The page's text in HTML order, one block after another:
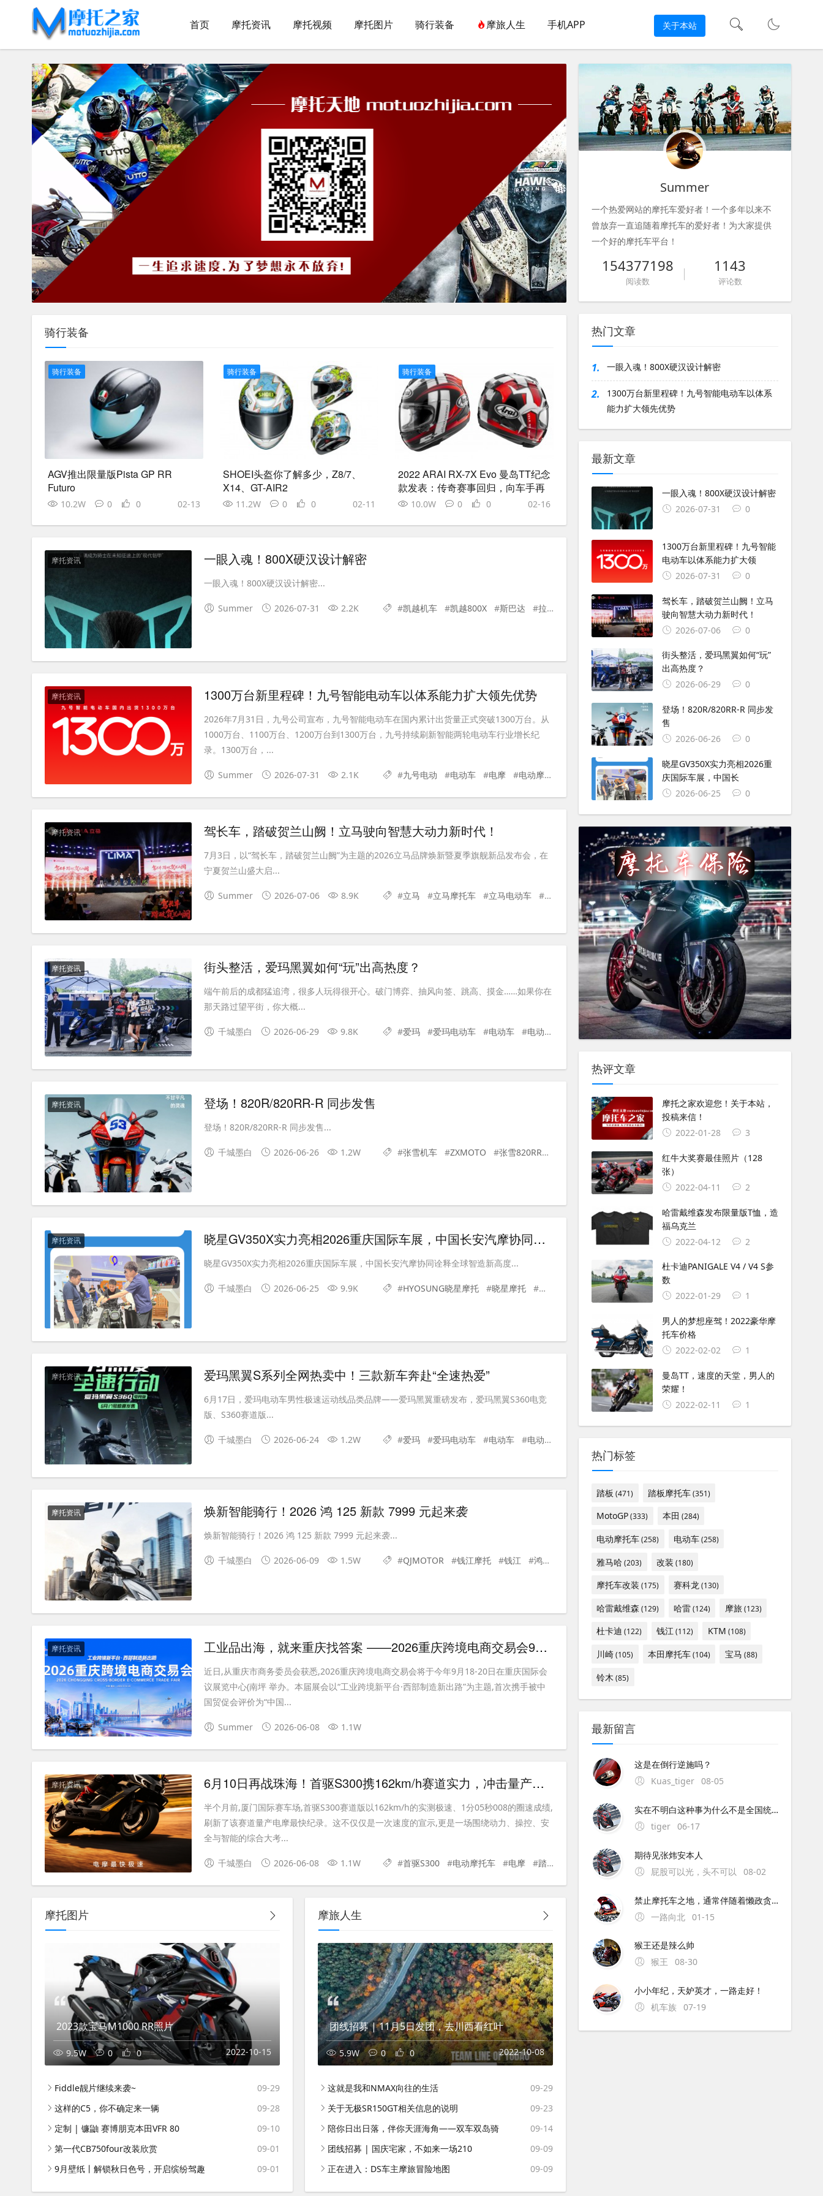
首页 摩托资讯 摩托视频 摩托图片 骑行装备 摩旅人生 手机APP 关于本站
骑行装备
骑行装备
AGV推出限量版Pista GP RR
Futuro
10.2W 0 0 02-13
骑行装备
SHOEI头盔你了解多少，Z8/7、
X14、GT-AIR2
11.2W 0 0 02-11
骑行装备
2022 ARAI RX-7X Evo 曼岛TT纪念
款发表：传奇赛事回归，向车手再
度致敬！
10.0W 0 0 02-16
摩托资讯 一眼入魂！800X硬汉设计解密
一眼入魂！800X硬汉设计解密...
Summer 2026-07-31 2.2K #凯越机车 #凯越800X #斯巴达 #拉力车 ADV
摩托资讯 1300万台新里程碑！九号智能电动车以体系能力扩大领先优势
2026年7月31日，九号公司宣布，九号智能电动车在国内累计出货量正式突破1300万台。从
1000万台、1100万台、1200万台到1300万台，九号持续刷新智能两轮电动车行业增长纪
录。1300万台，...
Summer 2026-07-31 2.1K #九号电动 #电动车 #电摩 #电动摩托车
摩托资讯 驾长车，踏破贺兰山阙！立马驶向智慧大动力新时代！
7月3日，以“驾长车，踏破贺兰山阙”为主题的2026立马品牌焕新暨夏季旗舰新品发布会，在
宁夏贺兰山盛大启...
Summer 2026-07-06 8.9K #立马 #立马摩托车 #立马电动车 #踏板 踏板摩托车
摩托资讯 街头整活，爱玛黑翼如何“玩”出高热度？
端午前后的成都猛追湾，很多人玩得很开心。破门博弈、抽风向签、跳高、摸金……如果你在
那天路过望平街，你大概...
千城墨白 2026-06-29 9.8K #爱玛 #爱玛电动车 #电动车 #电动摩托车 #电摩 #爱玛黑翼
摩托资讯 登场！820R/820RR-R 同步发售
登场！820R/820RR-R 同步发售...
千城墨白 2026-06-26 1.2W #张雪机车 #ZXMOTO #张雪820RR # 张雪820R
摩托资讯 晓星GV350X实力亮相2026重庆国际车展，中国长安汽摩协同诠释全球智造新高度
晓星GV350X实力亮相2026重庆国际车展，中国长安汽摩协同诠释全球智造新高度...
千城墨白 2026-06-25 9.9K #HYOSUNG晓星摩托 #晓星摩托 #晓星GV350X #重庆国际车展 #长安汽摩
摩托资讯 爱玛黑翼S系列全网热卖中！三款新车奔赴“全速热爱”
6月17日，爱玛电动车男性极速运动线品类品牌——爱玛黑翼重磅发布，爱玛黑翼S360电竞
版、S360赛道版...
千城墨白 2026-06-24 1.2W #爱玛 #爱玛电动车 #电动车 #电动摩托车
摩托资讯 焕新智能骑行！2026 鸿 125 新款 7999 元起来袭
焕新智能骑行！2026 鸿 125 新款 7999 元起来袭...
千城墨白 2026-06-09 1.5W #QJMOTOR #钱江摩托 #钱江 #鸿125 踏板摩托车 #钱江鸿125
摩托资讯 工业品出海，就来重庆找答案 ——2026重庆跨境电商交易会9月焕新启航
近日,从重庆市商务委员会获悉,2026重庆跨境电商交易会将于今年9月18-20日在重庆国际会
议展览中心(南坪 举办。本届展会以“工业跨境新平台·西部制造新出路”为主题,首次携手被中
国贸促会评价为“中国...
Summer 2026-06-08 1.1W
摩托资讯 6月10日再战珠海！首驱S300携162km/h赛道实力，冲击量产电摩圈速新高度
半个月前,厦门国际赛车场,首驱S300赛道版以162km/h的实测极速、1分05秒008的圈速成绩,
刷新了该赛道量产电摩最快纪录。这不仅仅是一次速度的宣示,更是一场围绕动力、操控、安
全与智能的综合大考...
千城墨白 2026-06-08 1.1W #首驱S300 #电动摩托车 #电摩 #踏板 踏板摩托车
摩托图片
2023款宝马M1000 RR照片
9.5W 0 0 2022-10-15
Fiddle靓片继续来袭~
09-29
这样的C5，你不确定来一辆
09-28
定制 | 镰鼬 赛博朋克本田VFR 80
09-10
第一代CB750four改装欣赏
09-01
9月壁纸丨解锁秋日色号，开启缤纷驾趣
09-01
摩旅人生
团线招募 | 11月5日发团，去川西看红叶
5.9W 0 0 2022-10-08
这就是我和NMAX向往的生活
09-29
关于无极SR150GT相关信息的说明
09-23
陪你日出日落，伴你天涯海角——双车双岛骑
09-14
团线招募 | 国庆宅家，不如来一场210
09-09
正在进入：DS车主摩旅冒险地图
09-09
Summer
一个热爱网站的摩托车爱好者！一个多年以来不
曾放弃一直追随着摩托车的爱好者！为大家提供
一个好的摩托车平台！
154377198
阅读数
1143
评论数
热门文章
1. 一眼入魂！800X硬汉设计解密
2.
1300万台新里程碑！九号智能电动车以体系
能力扩大领先优势
最新文章
一眼入魂！800X硬汉设计解密
2026-07-31
0
1300万台新里程碑！九号智能
电动车以体系能力扩大领
2026-07-31
0
驾长车，踏破贺兰山阙！立马
驶向智慧大动力新时代！
2026-07-06
0
街头整活，爱玛黑翼如何“玩”
出高热度？
2026-06-29
0
登场！820R/820RR-R 同步发
售
2026-06-26
0
晓星GV350X实力亮相2026重
庆国际车展，中国长
2026-06-25
0
热评文章
摩托之家欢迎您！关于本站，
投稿来信！
2022-01-28
3
红牛大奖赛最佳照片（128
张）
2022-04-11
2
哈雷戴维森发布限量版T恤，造
福乌克兰
2022-04-12
2
杜卡迪PANIGALE V4 / V4 S参
数
2022-01-29
1
男人的梦想座驾！2022豪华摩
托车价格
2022-02-02
1
曼岛TT，速度的天堂，男人的
荣耀！
2022-02-11
1
热门标签
踏板 (471) 踏板摩托车(351)
MotoGP(333) 本田 (284)
电动摩托车(258) 电动车(258)
雅马哈 (203) 改装 (180)
摩托车改装 (175) 赛科龙(130)
哈雷戴维森 (129) 哈雷(124) 摩旅 (123)
杜卡迪 (122) 钱江(112) KTM (108)
川崎(105) 本田摩托车(104) 宝马 (88)
铃木 (85)
最新留言
这是在倒行逆施吗？
Kuas_tiger 08-05
实在不明白这种事为什么不是全国统一执行呢？中央与地方的权限这么混乱的吗？全国每个地方都不同规定,这是要独立造反吗？
tiger 06-17
期待见张炜安本人
屁股可以光，头不可以
08-02
禁止摩托车之地，通常伴随着懒政贪官。为解禁摩的地方点赞！
一路向北 01-15
猴王还是辣么帅
猴王
08-30
小小年纪，天妒英才，一路走好！
机车族
07-19